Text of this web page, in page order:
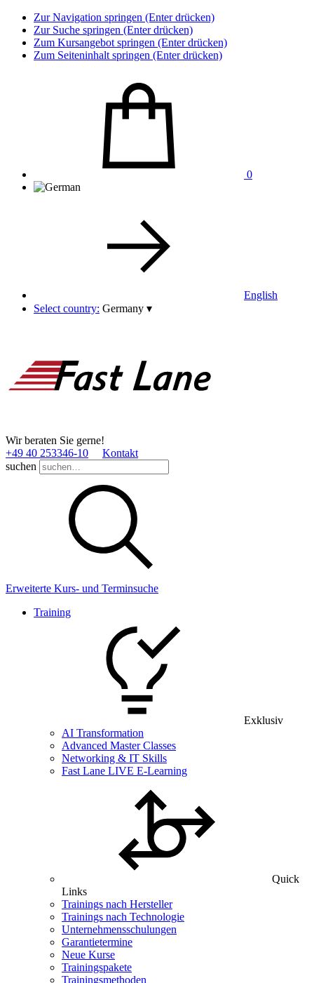
Zur Navigation springen (Enter drücken)
Zur Suche springen (Enter drücken)
Zum Kursangebot springen (Enter drücken)
Zum Seiteninhalt springen (Enter drücken)
0
English
Select country: Germany ▾
Wir beraten Sie gerne!
+49 40 253346­-10
Kontakt
suchen
Erweiterte Kurs- und Terminsuche
Training
Exklusiv
AI Transformation
Advanced Master Classes
Networking & IT Skills
Fast Lane LIVE E-Learning
Quick
Links
Trainings nach Hersteller
Trainings nach Technologie
Unternehmensschulungen
Garantietermine
Neue Kurse
Trainingspakete
Trainingsmethoden